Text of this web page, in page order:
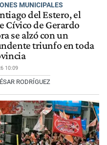
MUNICIPALES
del Estero, el
Cívico de Gerardo
se alzó con un
triunfo en toda
10:09
RODRÍGUEZ